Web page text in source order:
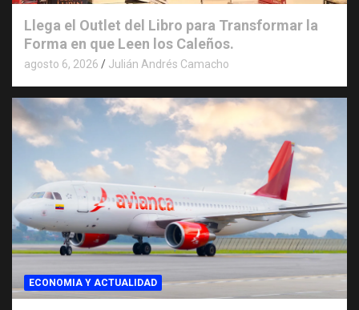
Llega el Outlet del Libro para Transformar la
Forma en que Leen los Caleños.
agosto 6, 2026 Julián Andrés Camacho
ECONOMIA Y ACTUALIDAD